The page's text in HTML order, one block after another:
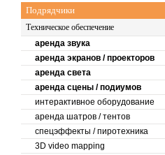
Подрядчики
Техническое обеспечение
аренда звука
аренда экранов / проекторов
аренда света
аренда сцены / подиумов
интерактивное оборудование
аренда шатров / тентов
спецэффекты / пиротехника
3D video mapping